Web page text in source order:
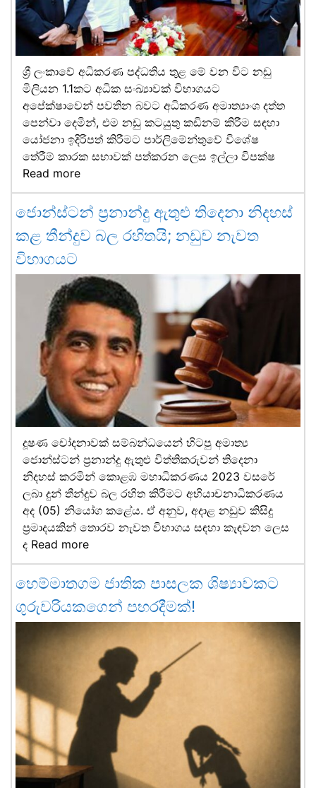
ශ්‍රී ලංකාවේ අධිකරණ පද්ධතිය තුළ මේ වන විට නඩු
මිලියන 1.1කට අධික සංඛ්‍යාවක් විභාගයට
අපේක්ෂාවෙන් පවතින බවට අධිකරණ අමාත්‍යාංශ දත්ත
පෙන්වා දෙමින්, එම නඩු කටයුතු කඩිනම් කිරීම සඳහා
යෝජනා ඉදිරිපත් කිරීමට පාර්ලිමේන්තුවේ විශේෂ
තේරීම් කාරක සභාවක් පත්කරන ලෙස ඉල්ලා විපක්ෂ
Read more
ජොන්ස්ටන් ප්‍රනාන්දු ඇතුළු තිදෙනා නිදහස්
කළ තීන්දුව බල රහිතයි; නඩුව නැවත
විභාගයට
දූෂණ චෝදනාවක් සම්බන්ධයෙන් හිටපු අමාත්‍ය
ජොන්ස්ටන් ප්‍රනාන්දු ඇතුළු විත්තිකරුවන් තිදෙනා
නිදහස් කරමින් කොළඹ මහාධිකරණය 2023 වසරේ
ලබා දුන් තීන්දුව බල රහිත කිරීමට අභියාචනාධිකරණය
අද (05) නියෝග කළේය. ඒ අනුව, අදාළ නඩුව කිසිදු
ප්‍රමාදයකින් තොරව නැවත විභාගය සඳහා කැඳවන ලෙස
ද Read more
හෙම්මාතගම ජාතික පාසලක ශිෂ්‍යාවකට
ගුරුවරියකගෙන් පහරදීමක්!